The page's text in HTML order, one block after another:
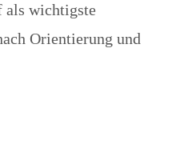
als wichtigste
Orientierung und